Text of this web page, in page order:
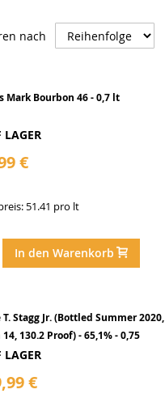
nach
Mark Bourbon 46 - 0,7 lt
LAGER
€
51.41 pro lt
In den Warenkorb
T. Stagg Jr. (Bottled Summer 2020,
130.2 Proof) - 65,1% - 0,75
LAGER
€